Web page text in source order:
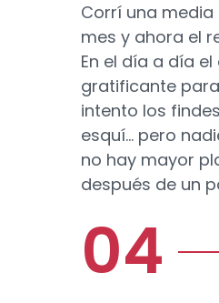
Corrí una
mes y ahora el
En el día a día
gratificante
intento los
esquí… pero
no hay mayor
después de un